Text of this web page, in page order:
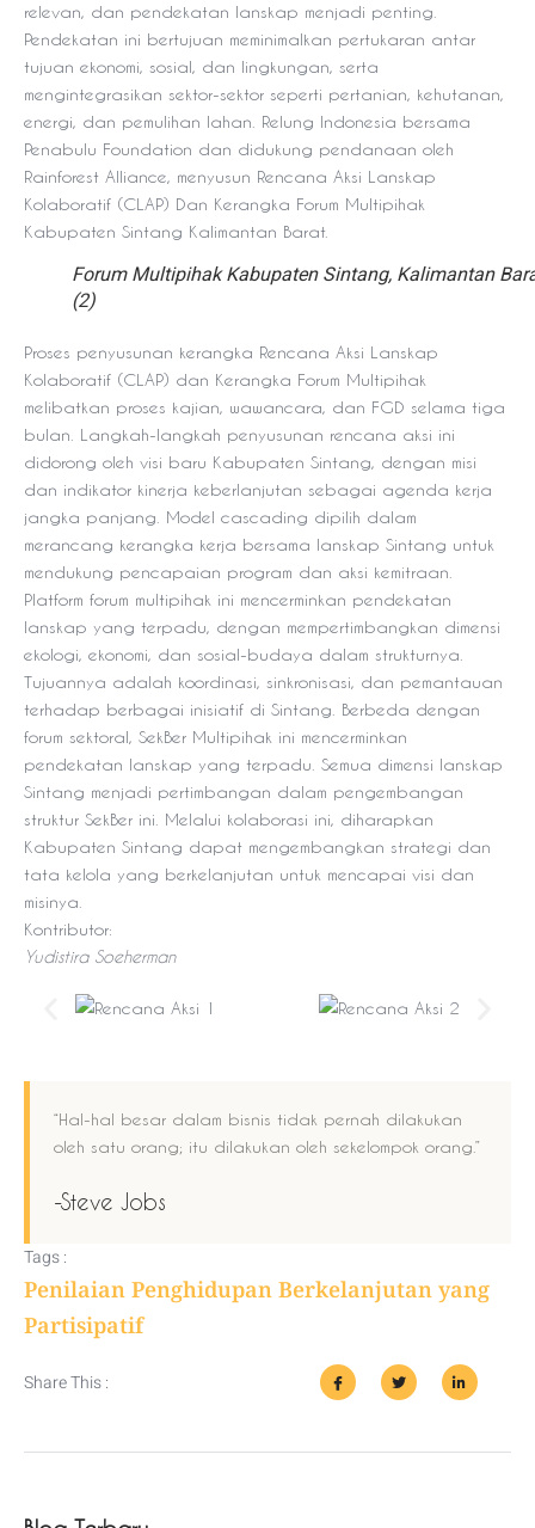
relevan, dan pendekatan lanskap menjadi penting.
Pendekatan ini bertujuan meminimalkan pertukaran antar
tujuan ekonomi, sosial, dan lingkungan, serta
mengintegrasikan sektor-sektor seperti pertanian, kehutanan,
energi, dan pemulihan lahan. Relung Indonesia bersama
Penabulu Foundation dan didukung pendanaan oleh
Rainforest Alliance, menyusun Rencana Aksi Lanskap
Kolaboratif (CLAP) Dan Kerangka Forum Multipihak
Kabupaten Sintang Kalimantan Barat.
Forum Multipihak Kabupaten Sintang, Kalimantan
(2)
Proses penyusunan kerangka Rencana Aksi Lanskap
Kolaboratif (CLAP) dan Kerangka Forum Multipihak
melibatkan proses kajian, wawancara, dan FGD selama tiga
bulan. Langkah-langkah penyusunan rencana aksi ini
didorong oleh visi baru Kabupaten Sintang, dengan misi
dan indikator kinerja keberlanjutan sebagai agenda kerja
jangka panjang. Model cascading dipilih dalam
merancang kerangka kerja bersama lanskap Sintang untuk
mendukung pencapaian program dan aksi kemitraan.
Platform forum multipihak ini mencerminkan pendekatan
lanskap yang terpadu, dengan mempertimbangkan dimensi
ekologi, ekonomi, dan sosial-budaya dalam strukturnya.
Tujuannya adalah koordinasi, sinkronisasi, dan pemantauan
terhadap berbagai inisiatif di Sintang. Berbeda dengan
forum sektoral, SekBer Multipihak ini mencerminkan
pendekatan lanskap yang terpadu. Semua dimensi lanskap
Sintang menjadi pertimbangan dalam pengembangan
struktur SekBer ini. Melalui kolaborasi ini, diharapkan
Kabupaten Sintang dapat mengembangkan strategi dan
tata kelola yang berkelanjutan untuk mencapai visi dan
misinya.
Kontributor:
Yudistira Soeherman
“Hal-hal besar dalam bisnis tidak pernah dilakukan
oleh satu orang; itu dilakukan oleh sekelompok orang.”
-Steve Jobs
Tags :
Penilaian Penghidupan Berkelanjutan yang
Partisipatif
Share This :